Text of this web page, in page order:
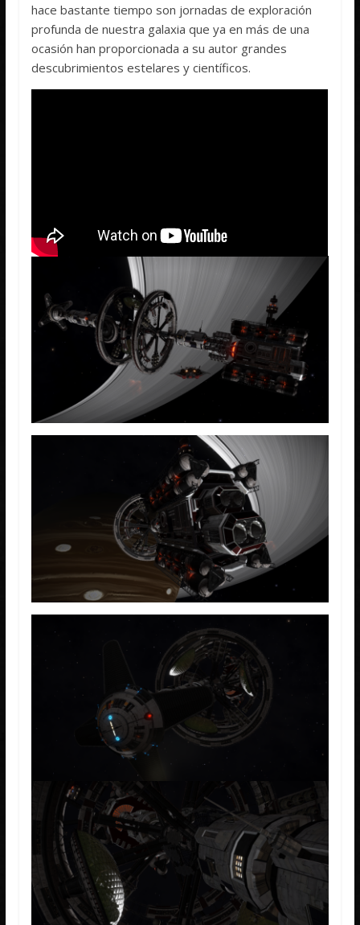
hace bastante tiempo son jornadas de exploración
profunda de nuestra galaxia que ya en más de una
ocasión han proporcionada a su autor grandes
descubrimientos estelares y científicos.